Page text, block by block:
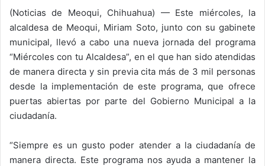
(Noticias de Meoqui, Chihuahua) — Este miércoles, la
alcaldesa de Meoqui, Miriam Soto, junto con su gabinete
municipal, llevó a cabo una nueva jornada del programa
“Miércoles con tu Alcaldesa”, en el que han sido atendidas
de manera directa y sin previa cita más de 3 mil personas
desde la implementación de este programa, que ofrece
puertas abiertas por parte del Gobierno Municipal a la
ciudadanía.
“Siempre es un gusto poder atender a la ciudadanía de
manera directa. Este programa nos ayuda a mantener la